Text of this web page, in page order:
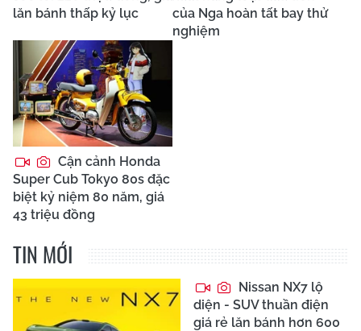
lăn bánh thấp kỷ lục
của Nga hoàn tất bay thử
nghiệm
Cận cảnh Honda
Super Cub Tokyo 80s đặc
biệt kỷ niệm 80 năm, giá
43 triệu đồng
TIN MỚI
Nissan NX7 lộ
diện - SUV thuần điện
giá rẻ lăn bánh hơn 600